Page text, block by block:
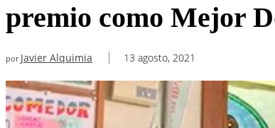
premio como Mejor
por Javier Alquimia 13 agosto, 2021